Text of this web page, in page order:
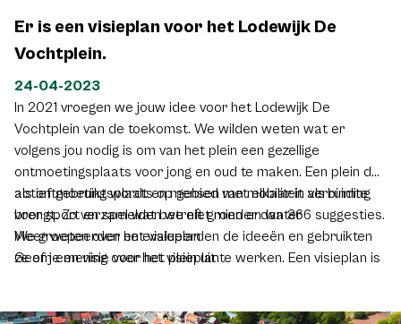
Er is een visieplan voor het Lodewijk De
Vochtplein.
24-04-2023
In 2021 vroegen we jouw idee voor het Lodewijk De
Vochtplein van de toekomst. We wilden weten wat er
volgens jou nodig is om van het plein een gezellige
ontmoetingsplaats voor jong en oud te maken. Een plein dat
actief gebruikt wordt en mensen met elkaar in verbinding
brengt. Zo verzamelden we niet minder dan 366 suggesties.
We groepeerden en evalueerden de ideeën en gebruikten
ze om een visie voor het plein uit te werken. Een visieplan is
als ontmoetingsplaats op gebied van mobiliteit als ruimte
voor sport en spel wat betreft groen en water
Meer weten over het visieplan
Geef je mening over het visieplan